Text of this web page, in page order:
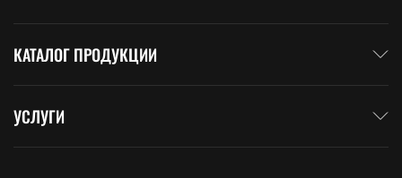
КАТАЛОГ ПРОДУКЦИИ
УСЛУГИ